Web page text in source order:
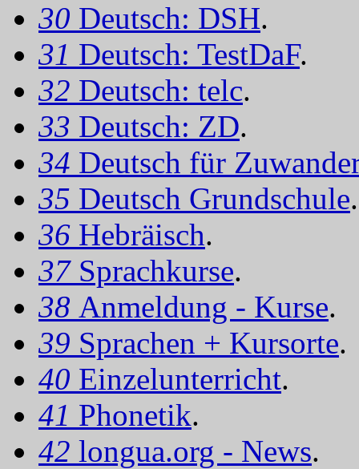
30 Deutsch: DSH.
31 Deutsch: TestDaF.
32 Deutsch: telc.
33 Deutsch: ZD.
34 Deutsch für
35 Deutsch Grundschule.
36 Hebräisch.
37 Sprachkurse.
38 Anmeldung - Kurse.
39 Sprachen + Kursorte.
40 Einzelunterricht.
41 Phonetik.
42 longua.org - News.